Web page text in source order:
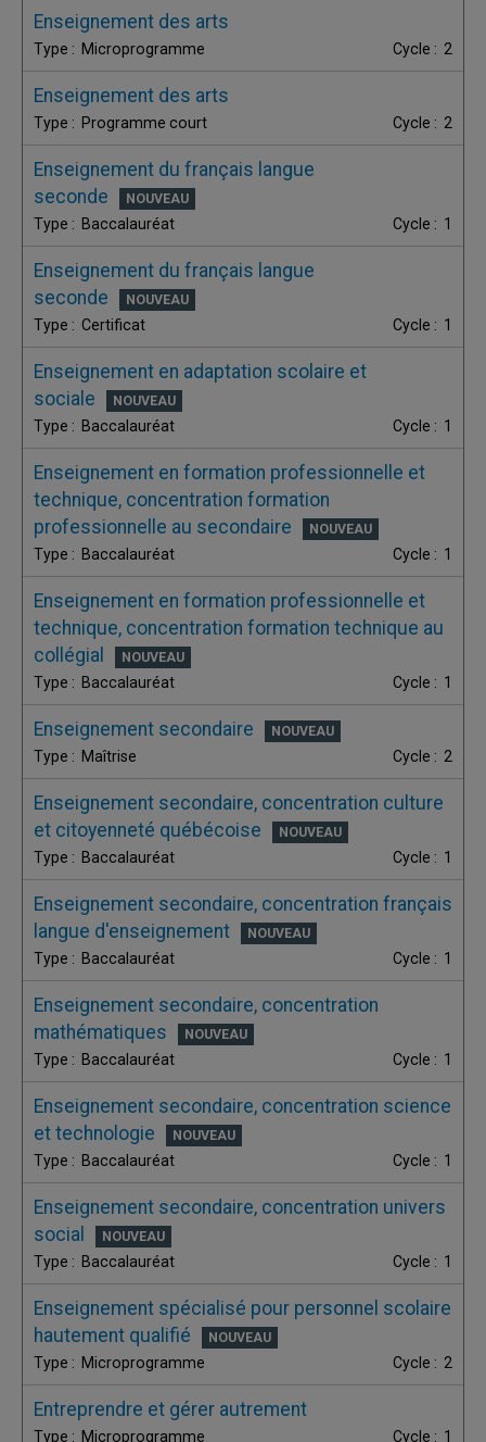
Enseignement des arts
Microprogramme 2
Enseignement des arts
Programme court 2
Enseignement du français langue
seconde
Baccalauréat 1
Enseignement du français langue
seconde
Certificat 1
Enseignement en adaptation scolaire et
sociale
Baccalauréat 1
Enseignement en formation professionnelle et
technique, concentration formation
professionnelle au secondaire
Baccalauréat 1
Enseignement en formation professionnelle et
technique, concentration formation technique au
collégial
Baccalauréat 1
Enseignement secondaire
Maîtrise 2
Enseignement secondaire, concentration culture
et citoyenneté québécoise
Baccalauréat 1
Enseignement secondaire, concentration français
langue d'enseignement
Baccalauréat 1
Enseignement secondaire, concentration
mathématiques
Baccalauréat 1
Enseignement secondaire, concentration science
et technologie
Baccalauréat 1
Enseignement secondaire, concentration univers
social
Baccalauréat 1
Enseignement spécialisé pour personnel scolaire
hautement qualifié
Microprogramme 2
Entreprendre et gérer autrement
Microprogramme 1